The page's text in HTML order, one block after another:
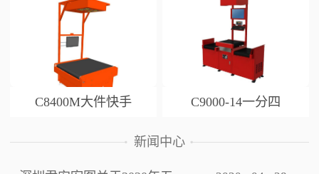
C8400M大件快手 C9000-14一分四
新闻中心